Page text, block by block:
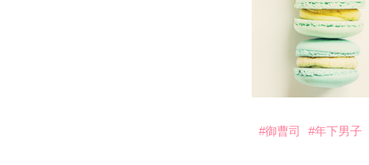
#御曹司 #年下男子